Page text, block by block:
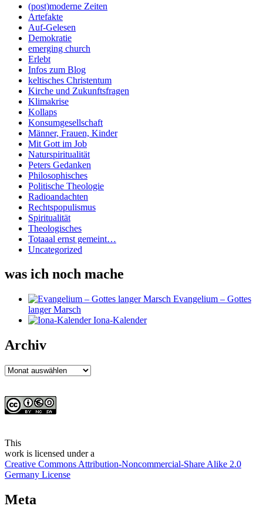
(post)moderne Zeiten
Artefakte
Auf-Gelesen
Demokratie
emerging church
Erlebt
Infos zum Blog
keltisches Christentum
Kirche und Zukunftsfragen
Klimakrise
Kollaps
Konsumgesellschaft
Männer, Frauen, Kinder
Mit Gott im Job
Naturspiritualität
Peters Gedanken
Philosophisches
Politische Theologie
Radioandachten
Rechtspopulismus
Spiritualität
Theologisches
Totaaal ernst gemeint…
Uncategorized
was ich noch mache
Evangelium – Gottes
langer Marsch
Iona-Kalender
Archiv
Archiv
This
work is licensed under a
Creative Commons Attribution-Noncommercial-Share Alike 2.0
Germany License
Meta